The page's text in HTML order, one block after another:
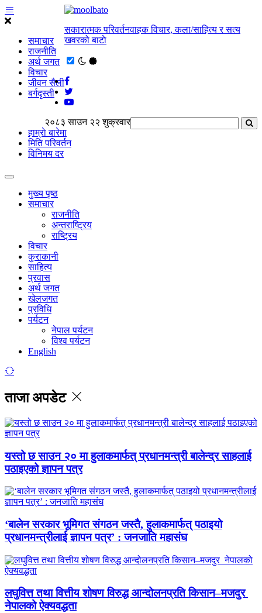
समाचार
राजनीति
अर्थ जगत
विचार
जीवन सैली
बर्गदृस्ती
सकारात्मक परिवर्तनवाहक विचार, कला/साहित्य र सत्य
खवरको बाटाे
२०८३ साउन २२ शुक्रवार
हाम्राे बारेमा
मिति परिवर्तन
विनिमय दर
मुख्य पृष्ठ
समाचार
राजनीति
अन्तराष्ट्रिय
राष्ट्रिय
विचार
कुराकानी
साहित्य
प्रवास
अर्थ जगत
खेलजगत
प्रविधि
पर्यटन
नेपाल पर्यटन
विश्व पर्यटन
English
ताजा अपडेट
यस्तो छ साउन २० मा हुलाकमार्फत् प्रधानमन्त्री बालेन्द्र साहलाई
पठाइएको ज्ञापन पत्र
‘बालेन सरकार भूमिगत संगठन जस्तै, हुलाकमार्फत् पठाइयो
प्रधानमन्त्रीलाई ज्ञापन पत्र’ : जनजाति महासंघ
लघुवित्त तथा वित्तीय शोषण विरुद्ध आन्दोलनप्रति किसान–मजदुर
नेपालको ऐक्यवद्धता